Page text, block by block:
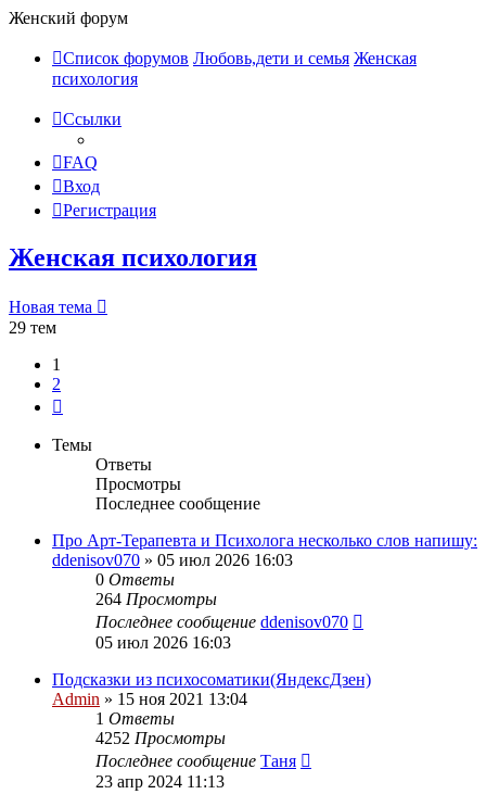
Женский форум
Список форумов Любовь,дети и семья Женская
психология
Ссылки
FAQ
Вход
Регистрация
Женская психология
Новая тема
29 тем
1
2
Темы
Ответы
Просмотры
Последнее сообщение
Про Арт-Терапевта и Психолога несколько слов напишу:
ddenisov070 » 05 июл 2026 16:03
0 Ответы
264 Просмотры
Последнее сообщение ddenisov070
05 июл 2026 16:03
Подсказки из психосоматики(ЯндексДзен)
Admin » 15 ноя 2021 13:04
1 Ответы
4252 Просмотры
Последнее сообщение Таня
23 апр 2024 11:13